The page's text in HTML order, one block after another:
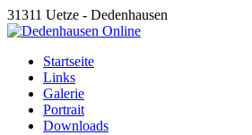
31311 Uetze - Dedenhausen
Startseite
Links
Galerie
Portrait
Downloads